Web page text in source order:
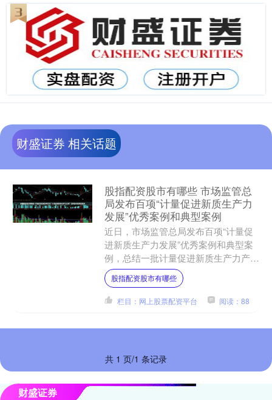
财盛证券 相关话题
股指配资股市有哪些 市场监管总
局发布百项“计量促进新质生产力
发展”优秀案例和典型案例
近日，市场监管总局发布百项“计量促
进新质生产力发展”优秀案例和典型案
例，总结一批计量促进新质生产力产业
发展的典型案例，推广一批适用不同场
景和助力高质量发展的经验....
股指配资股市有哪些
栏目：网上股票配资平台 阅读：88
共 1 页/1 条记录
财盛证券